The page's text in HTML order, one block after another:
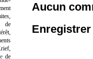
Aucun
de
de